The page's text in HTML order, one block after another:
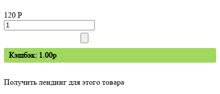
120 P
Кэшбэк: 1.00p
Получить лендинг для этого товара